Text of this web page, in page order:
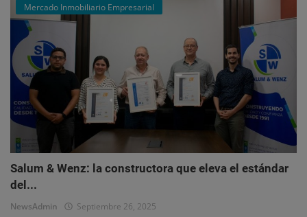
Mercado Inmobiliario Empresarial
Salum & Wenz: la constructora que eleva el estándar
del...
NewsAdmin Septiembre 26, 2025